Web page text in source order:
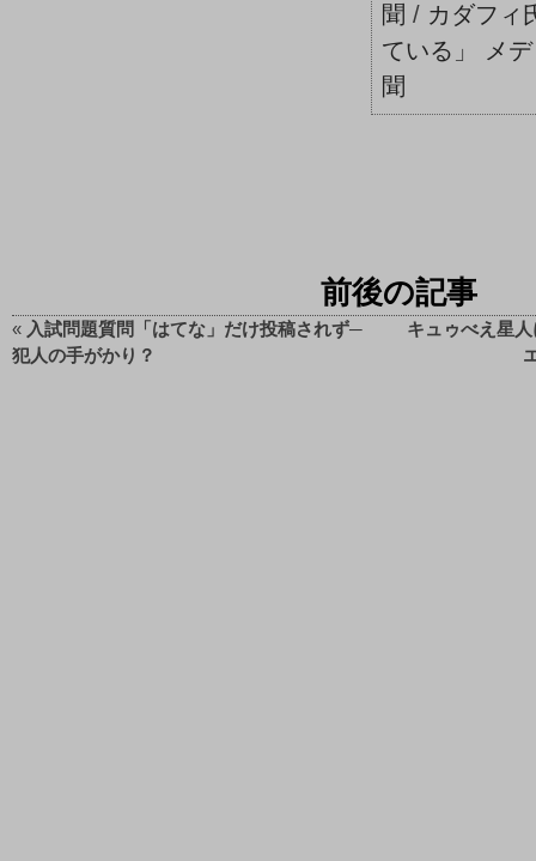
聞 / カダフィ
ている」 メ
聞
前後の記事
« 入試問題質問「はてな」だけ投稿されず─
犯人の手がかり？
キュゥべえ星